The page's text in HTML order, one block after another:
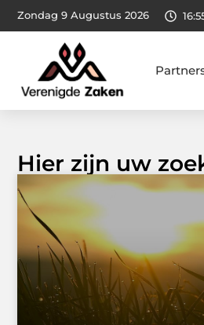
Zondag 9 Augustus 2026
Hier zijn uw